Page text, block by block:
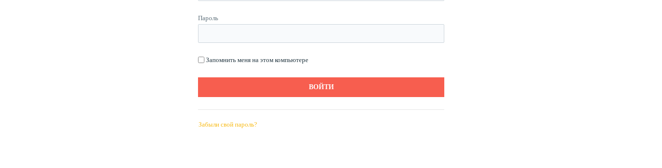
Пароль
Запомнить меня на этом компьютере
Забыли свой пароль?